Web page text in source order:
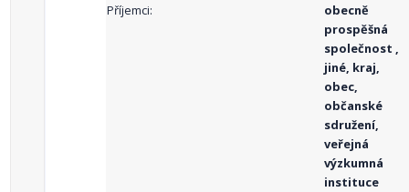
Příjemci:
obecně
prospěšná
společnost ,
jiné, kraj,
obec,
občanské
sdružení,
veřejná
výzkumná
instituce